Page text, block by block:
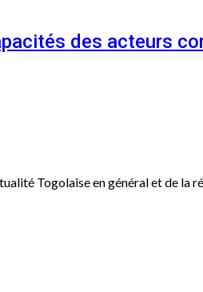
des acteurs
Togolaise en général et de